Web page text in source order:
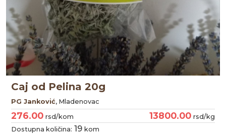
Caj od Pelina 20g
PG Janković, Mladenovac
276.00 rsd/kom 13800.00 rsd/kg
Dostupna količina: 19 kom